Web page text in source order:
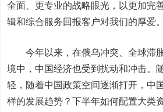
全面、更专业的战略眼光，以更加完
辑和综合服务回报客户对我们的厚爱。
今年以来，在俄乌冲突、全球滞
境中，中国经济也受到扰动和冲击。
轻，随着中国政策空间逐渐打开，中
样的发展趋势？下半年如何配置大类